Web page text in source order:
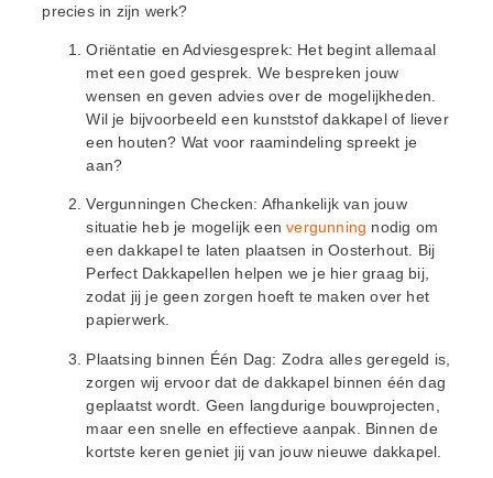
precies in zijn werk?
Oriëntatie en Adviesgesprek: Het begint allemaal
met een goed gesprek. We bespreken jouw
wensen en geven advies over de mogelijkheden.
Wil je bijvoorbeeld een kunststof dakkapel of liever
een houten? Wat voor raamindeling spreekt je
aan?
Vergunningen Checken: Afhankelijk van jouw
situatie heb je mogelijk eenvergunning nodig om
een dakkapel te laten plaatsen in Oosterhout. Bij
Perfect Dakkapellen helpen we je hier graag bij,
zodat jij je geen zorgen hoeft te maken over het
papierwerk.
Plaatsing binnen Één Dag: Zodra alles geregeld is,
zorgen wij ervoor dat de dakkapel binnen één dag
geplaatst wordt. Geen langdurige bouwprojecten,
maar een snelle en effectieve aanpak. Binnen de
kortste keren geniet jij van jouw nieuwe dakkapel.